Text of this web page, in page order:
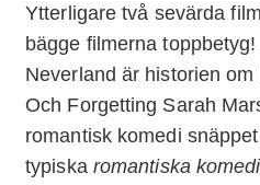
Ytterligare två sevärda
bägge filmerna
Neverland är historien
Och Forgetting Sarah
romantisk komedi
typiska romantiska